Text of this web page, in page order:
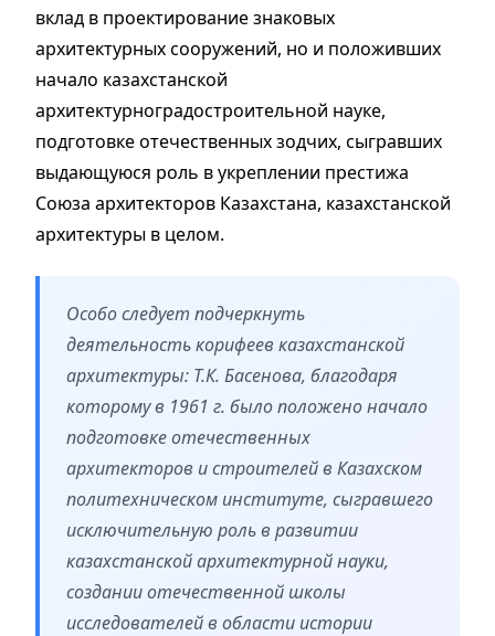
вклад в проектирование знаковых
архитектурных сооружений, но и положивших
начало казахстанской
архитектурноградостроительной науке,
подготовке отечественных зодчих, сыгравших
выдающуюся роль в укреплении престижа
Союза архитекторов Казахстана, казахстанской
архитектуры в целом.
Особо следует подчеркнуть
деятельность корифеев казахстанской
архитектуры: Т.К. Басенова, благодаря
которому в 1961 г. было положено начало
подготовке отечественных
архитекторов и строителей в Казахском
политехническом институте, сыгравшего
исключительную роль в развитии
казахстанской архитектурной науки,
создании отечественной школы
исследователей в области истории